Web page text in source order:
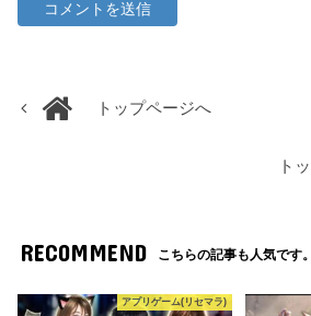
トップページへ
ト
RECOMMEND こちらの記事も人気です。
アプリゲーム(リセマラ)